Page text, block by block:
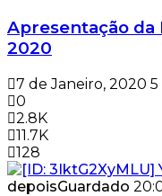
Apresentação da
2020
7 de Janeiro, 2020 5
0
2.8K
11.7K
128
depoisGuardado